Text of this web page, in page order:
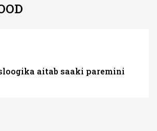
aitab saaki paremini